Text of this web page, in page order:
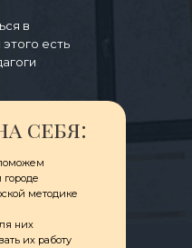
в
есть
себя:
городе
методике
них
их работу